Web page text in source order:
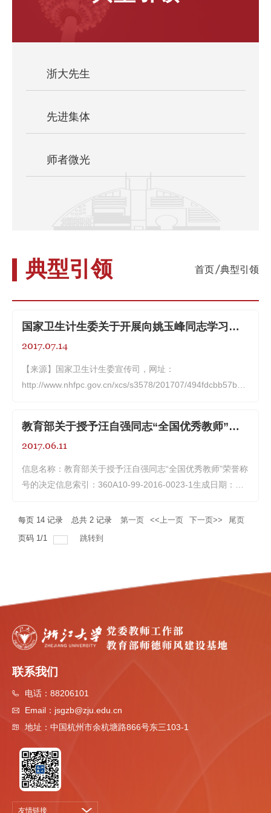
浙大先生
先进集体
师者微光
典型引领 首页 典型引领
国家卫生计生委关于开展向姚玉峰同志学习活动的决定
2017.07.14
【来源】国家卫生计生委宣传司，网址：
http://www.nhfpc.gov.cn/xcs/s3578/201707/
局、人口...
教育部关于授予汪自强同志“全国优秀教师”荣誉称号的决定
2017.06.11
信息名称：教育部关于授予汪自强同志“全国优秀教师”荣誉称
号的决定信息索引：360A10-99-2016-0023-1生成日期：
师〔2016〕11号信息类别：其他内容概述：教育部授予汪自
每页 14 记录 总共 2 记录 第一页 <<上一页 下一页>>
尾页
页码 1/1 跳转到
联系我们
电话： 88206101
Email： jsgzb@zju.edu.cn
地址： 中国杭州市余杭塘路866号东三103-1
友情链接